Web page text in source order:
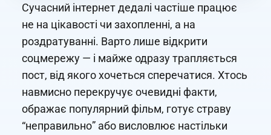
Сучасний інтернет дедалі частіше працює
не на цікавості чи захопленні, а на
роздратуванні. Варто лише відкрити
соцмережу — і майже одразу трапляється
пост, від якого хочеться сперечатися. Хтось
навмисно перекручує очевидні факти,
ображає популярний фільм, готує страву
“неправильно” або висловлює настільки